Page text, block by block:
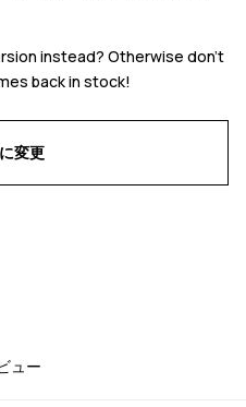
instead? Otherwise don't
back in stock!
変更
ュー